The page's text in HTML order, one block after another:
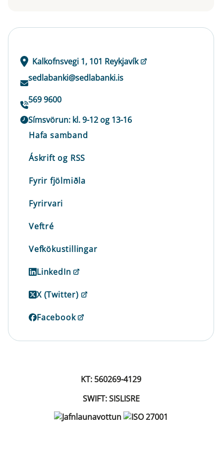
Kalkofnsvegi 1, 101 Reykjavík
sedlabanki@sedlabanki.is
569 9600
Símsvörun: kl. 9-12 og 13-16
Hafa samband
Áskrift og RSS
Fyrir fjölmiðla
Fyrirvari
Veftré
Vefkökustillingar
LinkedIn
X (Twitter)
Facebook
KT: 560269-4129
SWIFT: SISLISRE